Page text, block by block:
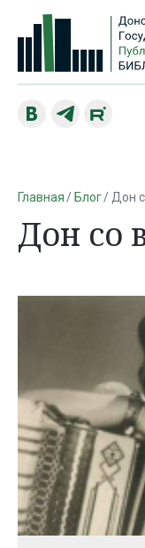
Главная Блог Дон
Дон со